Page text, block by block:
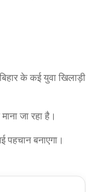
के कई युवा खिलाड़ी
जा रहा है।
बनाएगा।